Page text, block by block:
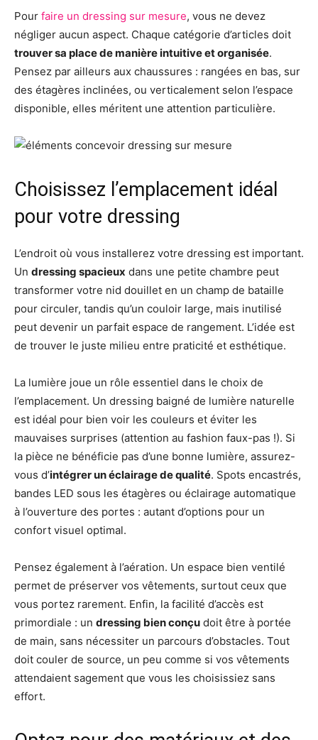
Pour faire un dressing sur mesure, vous ne devez
négliger aucun aspect. Chaque catégorie d’articles doit
trouver sa place de manière intuitive et organisée.
Pensez par ailleurs aux chaussures : rangées en bas, sur
des étagères inclinées, ou verticalement selon l’espace
disponible, elles méritent une attention particulière.
Choisissez l’emplacement idéal
pour votre dressing
L’endroit où vous installerez votre dressing est important.
Un dressing spacieux dans une petite chambre peut
transformer votre nid douillet en un champ de bataille
pour circuler, tandis qu’un couloir large, mais inutilisé
peut devenir un parfait espace de rangement. L’idée est
de trouver le juste milieu entre praticité et esthétique.
La lumière joue un rôle essentiel dans le choix de
l’emplacement. Un dressing baigné de lumière naturelle
est idéal pour bien voir les couleurs et éviter les
mauvaises surprises (attention au fashion faux-pas !). Si
la pièce ne bénéficie pas d’une bonne lumière, assurez-
vous d’intégrer un éclairage de qualité. Spots encastrés,
bandes LED sous les étagères ou éclairage automatique
à l’ouverture des portes : autant d’options pour un
confort visuel optimal.
Pensez également à l’aération. Un espace bien ventilé
permet de préserver vos vêtements, surtout ceux que
vous portez rarement. Enfin, la facilité d’accès est
primordiale : un dressing bien conçu doit être à portée
de main, sans nécessiter un parcours d’obstacles. Tout
doit couler de source, un peu comme si vos vêtements
attendaient sagement que vous les choisissiez sans
effort.